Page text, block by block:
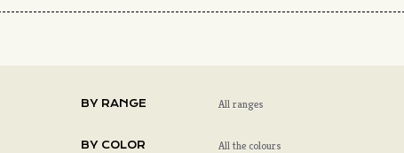
BY RANGE All ranges
BY COLOR All the colours